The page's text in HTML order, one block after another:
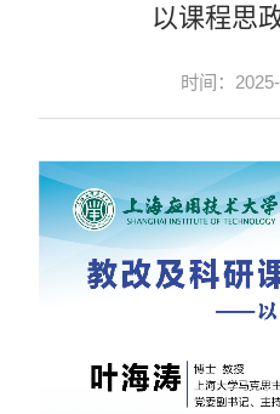
以课程思
时间：